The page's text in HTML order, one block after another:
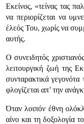
Εκείνος, «τείνας τας
να περιορίζεται να
έλεός Του, χωρίς να
αυτής.
Ο συνειδητός
λειτουργική ζωή της
συνταρακτικά
φλογίζεται απ’ την
Όταν λοιπόν έθνη
αίνο και τη δοξολογία